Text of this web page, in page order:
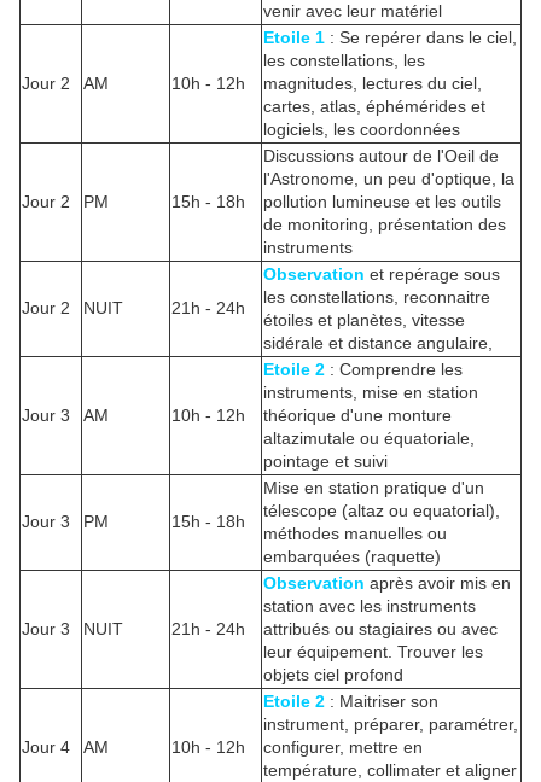
venir avec leur matériel
Jour 2 AM 10h - 12h
Etoile 1 : Se repérer dans le ciel,
les constellations, les
magnitudes, lectures du ciel,
cartes, atlas, éphémérides et
logiciels, les coordonnées
Jour 2 PM 15h - 18h
Discussions autour de l'Oeil de
l'Astronome, un peu d'optique, la
pollution lumineuse et les outils
de monitoring, présentation des
instruments
Jour 2 NUIT 21h - 24h
Observation et repérage sous
les constellations, reconnaitre
étoiles et planètes, vitesse
sidérale et distance angulaire,
Jour 3 AM 10h - 12h
Etoile 2 : Comprendre les
instruments, mise en station
théorique d'une monture
altazimutale ou équatoriale,
pointage et suivi
Jour 3 PM 15h - 18h
Mise en station pratique d'un
télescope (altaz ou equatorial),
méthodes manuelles ou
embarquées (raquette)
Jour 3 NUIT 21h - 24h
Observation après avoir mis en
station avec les instruments
attribués ou stagiaires ou avec
leur équipement. Trouver les
objets ciel profond
Jour 4 AM 10h - 12h
Etoile 2 : Maitriser son
instrument, préparer, paramétrer,
configurer, mettre en
température, collimater et aligner